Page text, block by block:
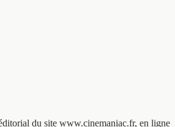
du site www.cinemaniac.fr, en ligne